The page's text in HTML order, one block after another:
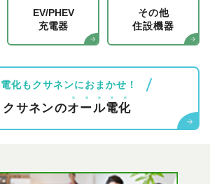
EV/PHEV
充電器
その他
住設機器
化もクサネンにおまかせ！
クサネンのオール電化